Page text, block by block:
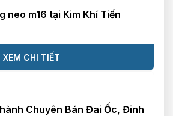
neo m16 tại Kim Khí Tiến
XEM CHI TIẾT
Chuyên Bán Đai Ốc, Đinh